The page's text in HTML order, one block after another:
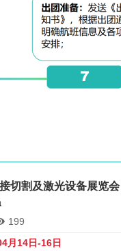
切割及激光设备展览
199
月14日-16日